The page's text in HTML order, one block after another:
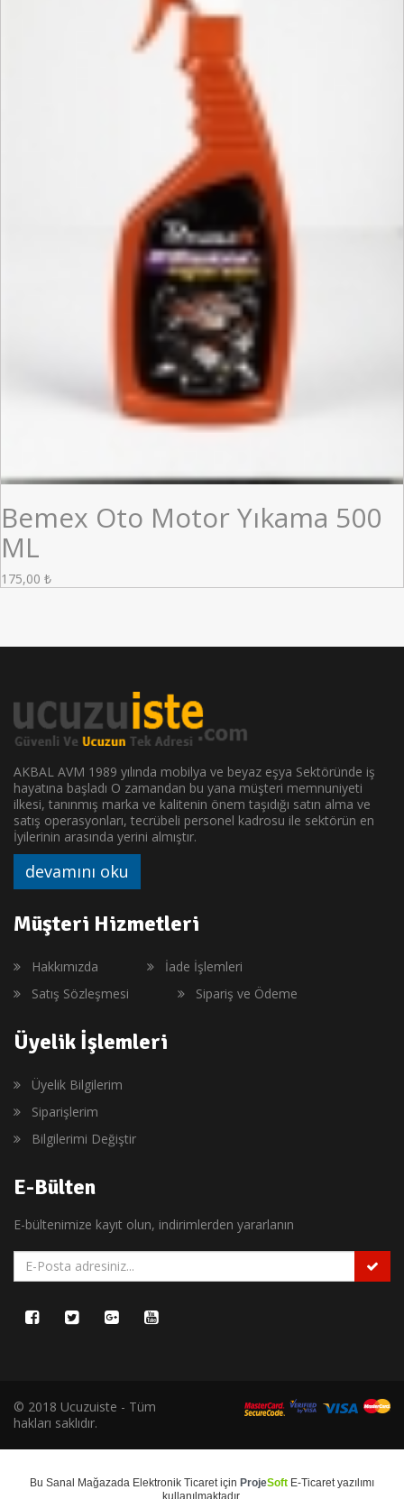
Bemex Oto Motor Yıkama 500
ML
175,00 ₺
AKBAL AVM 1989 yılında mobilya ve beyaz eşya Sektöründe iş
hayatına başladı O zamandan bu yana müşteri memnuniyeti
ilkesi, tanınmış marka ve kalitenin önem taşıdığı satın alma ve
satış operasyonları, tecrübeli personel kadrosu ile sektörün en
İyilerinin arasında yerini almıştır.
devamını oku
Müşteri Hizmetleri
Hakkımızda
İade İşlemleri
Satış Sözleşmesi
Sipariş ve Ödeme
Üyelik İşlemleri
Üyelik Bilgilerim
Siparişlerim
Bilgilerimi Değiştir
E-Bülten
E-bültenimize kayıt olun, indirimlerden yararlanın
© 2018 Ucuzuiste - Tüm
hakları saklıdır.
Bu Sanal Mağazada Elektronik Ticaretiçin ProjeSoft E-Ticaretyazılımı
kullanılmaktadır.